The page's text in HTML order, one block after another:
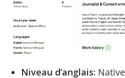
Niveau d’anglais: